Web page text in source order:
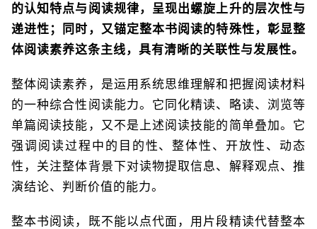
的认知特点与阅读规律，呈现出螺旋上升的层次性与
递进性；同时，又锚定整本书阅读的特殊性，彰显整
体阅读素养这条主线，具有清晰的关联性与发展性。
整体阅读素养，是运用系统思维理解和把握阅读材料
的一种综合性阅读能力。它同化精读、略读、浏览等
单篇阅读技能，又不是上述阅读技能的简单叠加。它
强调阅读过程中的目的性、整体性、开放性、动态
性，关注整体背景下对读物提取信息、解释观点、推
演结论、判断价值的能力。
整本书阅读，既不能以点代面，用片段精读代替整本